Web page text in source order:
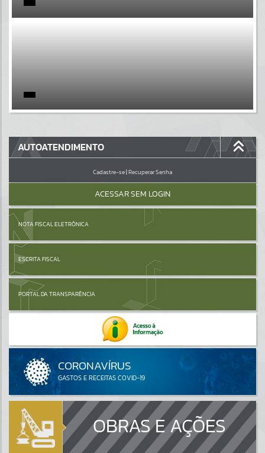
Por favor, aguarde...
GALERIAS
Por favor, aguarde...
AUTOATENDIMENTO
Cadastre-se|Recuperar Senha
ACESSAR SEM LOGIN
NOTA FISCAL ELETRÔNICA
ESCRITA FISCAL
PORTAL DA TRANSPARÊNCIA
OBRAS E AÇÕES